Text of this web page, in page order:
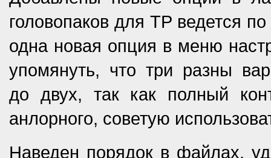
головопаков для ТР ведется
одна новая опция в меню
упомянуть, что три разны
до двух, так как полный
анлорного, советую
Наведен порядок в файлах,